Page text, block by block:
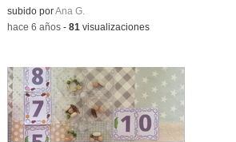
Contenido educativo.
subido porAna G.
-hace 6 años- 81 visualizaciones